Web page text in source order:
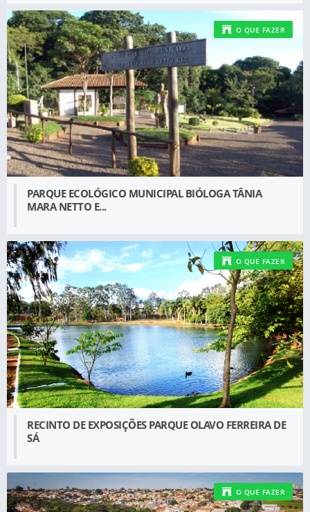
PARQUE ECOLÓGICO MUNICIPAL BIÓLOGA TÂNIA
MARA NETTO E...
O QUE FAZER
RECINTO DE EXPOSIÇÕES PARQUE OLAVO FERREIRA DE
SÁ
O QUE FAZER
O QUE FAZER